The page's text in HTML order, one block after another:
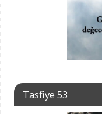
Tasfiye 53